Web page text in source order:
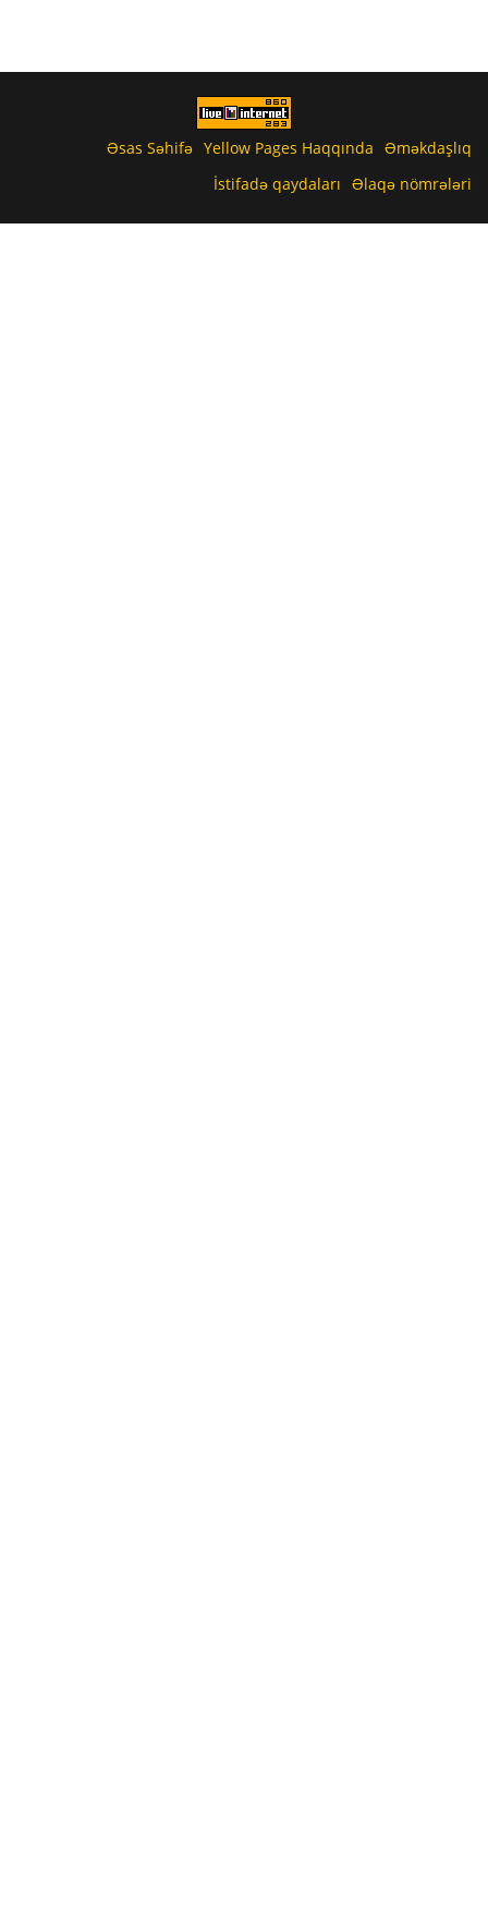
Əsas Səhifə Yellow Pages Haqqında Əməkdaşlıq
İstifadə qaydaları Əlaqə nömrələri